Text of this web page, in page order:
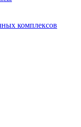
комплексов